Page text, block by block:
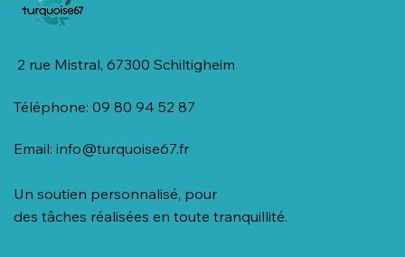
2 rue Mistral, 67300 Schiltigheim
Téléphone: 09 80 94 52 87
Email:info@turquoise67.fr
Un soutien personnalisé, pour
des tâches réalisées en toute tranquillité.